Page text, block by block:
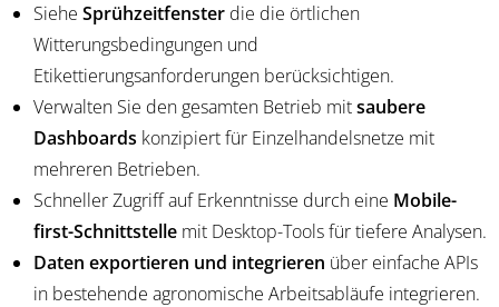
Siehe Sprühzeitfenster die die örtlichen
Witterungsbedingungen und
Etikettierungsanforderungen berücksichtigen.
Verwalten Sie den gesamten Betrieb mitsaubere
Dashboards konzipiert für Einzelhandelsnetze mit
mehreren Betrieben.
Schneller Zugriff auf Erkenntnisse durch eine Mobile-
first-Schnittstelle mit Desktop-Tools für tiefere Analysen.
Daten exportieren und integrieren über einfache APIs
in bestehende agronomische Arbeitsabläufe integrieren.